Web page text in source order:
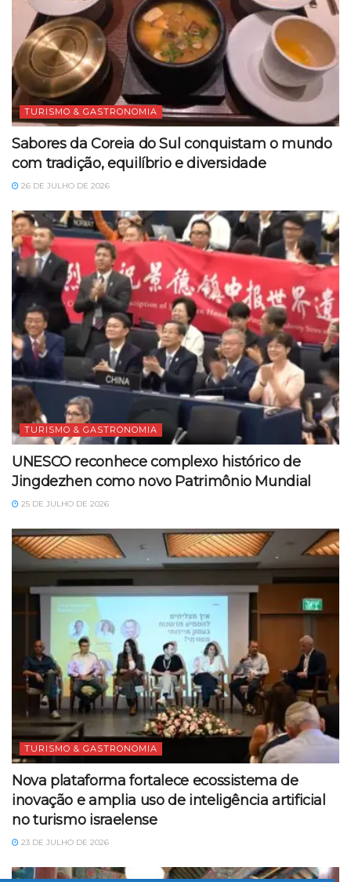
TURISMO & GASTRONOMIA
Sabores da Coreia do Sul conquistam o mundo
com tradição, equilíbrio e diversidade
26 DE JULHO DE 2026
TURISMO & GASTRONOMIA
UNESCO reconhece complexo histórico de
Jingdezhen como novo Patrimônio Mundial
25 DE JULHO DE 2026
TURISMO & GASTRONOMIA
Nova plataforma fortalece ecossistema de
inovação e amplia uso de inteligência artificial
no turismo israelense
23 DE JULHO DE 2026